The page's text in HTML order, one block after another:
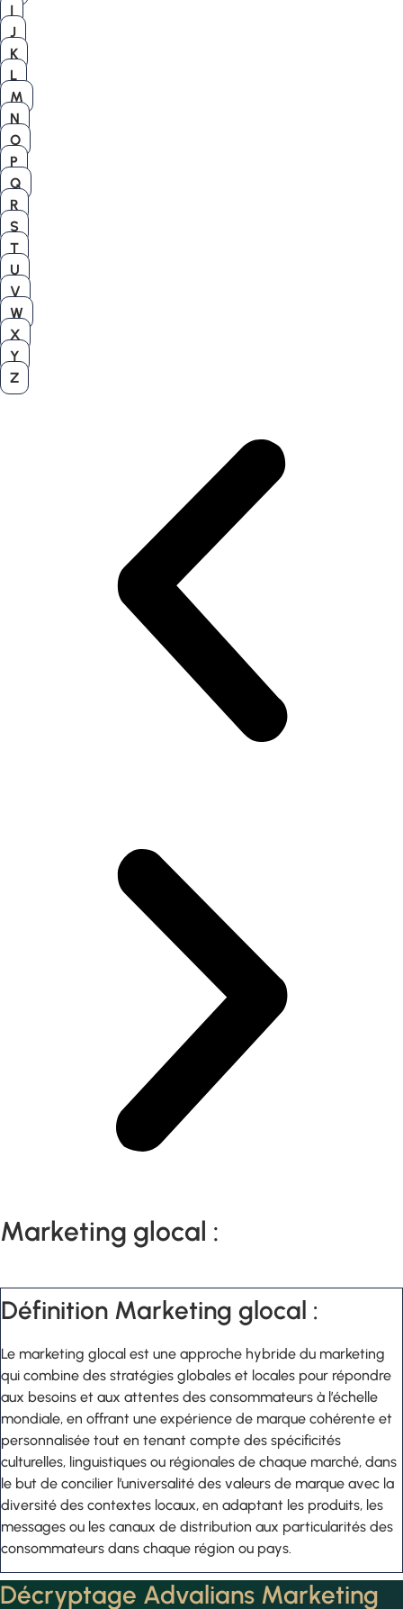
I
J
K
L
M
N
O
P
Q
R
S
T
U
V
W
X
Y
Z
Marketing glocal :
Définition Marketing glocal :
Le marketing glocal est une approche hybride du marketing
qui combine des stratégies globales et locales pour répondre
aux besoins et aux attentes des consommateurs à l’échelle
mondiale, en offrant une expérience de marque cohérente et
personnalisée tout en tenant compte des spécificités
culturelles, linguistiques ou régionales de chaque marché, dans
le but de concilier l’universalité des valeurs de marque avec la
diversité des contextes locaux, en adaptant les produits, les
messages ou les canaux de distribution aux particularités des
consommateurs dans chaque région ou pays.
Décryptage Advalians Marketing